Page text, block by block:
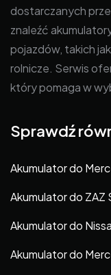
dostarczanych
znaleźć
pojazdów, takich
rolnicze. Serwis
który pomaga w
Sprawdź
Akumulator do
Akumulator do ZAZ
Akumulator do
Akumulator do